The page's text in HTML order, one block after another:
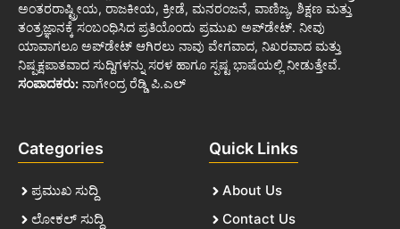
ಅಂತರರಾಷ್ಟ್ರೀಯ, ರಾಜಕೀಯ, ಕ್ರೀಡೆ, ಮನರಂಜನೆ, ವಾಣಿಜ್ಯ, ಶಿಕ್ಷಣ ಮತ್ತು
ತಂತ್ರಜ್ಞಾನಕ್ಕೆ ಸಂಬಂಧಿಸಿದ ಪ್ರತಿಯೊಂದು ಪ್ರಮುಖ ಅಪ್‌ಡೇಟ್. ನೀವು
ಯಾವಾಗಲೂ ಅಪ್‌ಡೇಟ್ ಆಗಿರಲು ನಾವು ವೇಗವಾದ, ನಿಖರವಾದ ಮತ್ತು
ನಿಷ್ಪಕ್ಷಪಾತವಾದ ಸುದ್ದಿಗಳನ್ನು ಸರಳ ಹಾಗೂ ಸ್ಪಷ್ಟ ಭಾಷೆಯಲ್ಲಿ ನೀಡುತ್ತೇವೆ.
ಸಂಪಾದಕರು: ನಾಗೇಂದ್ರ ರೆಡ್ಡಿ ಪಿ.ಎಲ್
Categories
ಪ್ರಮುಖ ಸುದ್ದಿ
ಲೋಕಲ್ ಸುದ್ದಿ
Quick Links
About Us
Contact Us